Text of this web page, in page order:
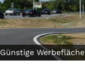
Günstige Werbefläche